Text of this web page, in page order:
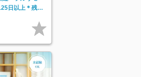
日以上＊残業